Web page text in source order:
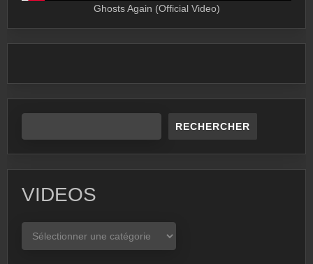
Ghosts Again (Official Video)
RECHERCHER
VIDEOS
VIDEOS